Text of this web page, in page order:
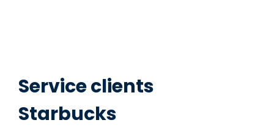
Service clients
Starbucks